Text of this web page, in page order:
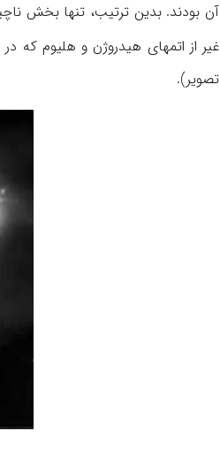
آن بودند. بدین ترتیب، تنها بخش
غیر از اتمهای هیدروژن و هلیوم که
تصویر).